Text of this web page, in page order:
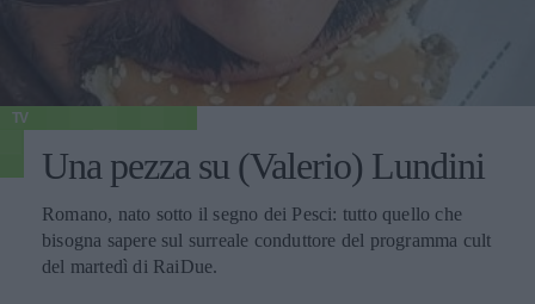
TV
Una pezza su (Valerio) Lundini
Romano, nato sotto il segno dei Pesci: tutto quello che
bisogna sapere sul surreale conduttore del programma cult
del martedì di RaiDue.